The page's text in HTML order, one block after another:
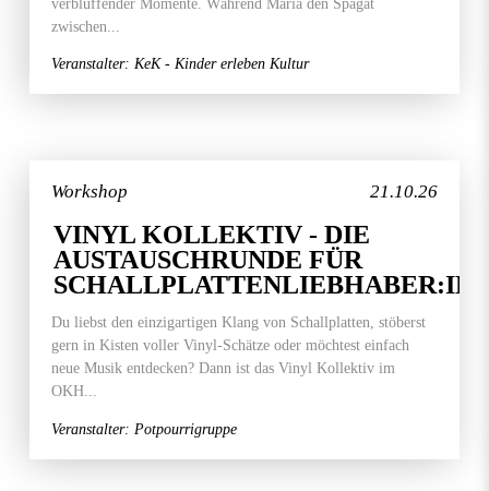
zwischen...
Veranstalter: KeK - Kinder erleben Kultur
21.10.26
Workshop
VINYL KOLLEKTIV - DIE
AUSTAUSCHRUNDE FÜR
Du liebst den einzigartigen Klang von Schallplatten, stöberst
gern in Kisten voller Vinyl-Schätze oder möchtest einfach
neue Musik entdecken? Dann ist das Vinyl Kollektiv im
OKH...
Veranstalter: Potpourrigruppe